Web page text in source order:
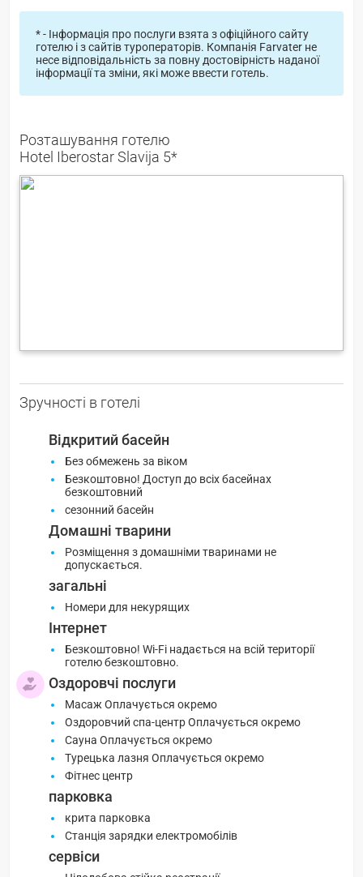
* - Інформація про послуги взята з офіційного сайту
готелю і з сайтів туроператорів. Компанія Farvater не
несе відповідальність за повну достовірність наданої
інформації та зміни, які може ввести готель.
Розташування готелю
Hotel Iberostar Slavija 5*
Зручності в готелі
Відкритий басейн
Без обмежень за віком
Безкоштовно! Доступ до всіх басейнах
безкоштовний
сезонний басейн
Домашні тварини
Розміщення з домашніми тваринами не
допускається.
загальні
Номери для некурящих
Інтернет
Безкоштовно! Wi-Fi надається на всій території
готелю безкоштовно.
Оздоровчі послуги
Масаж Оплачується окремо
Оздоровчий спа-центр Оплачується окремо
Сауна Оплачується окремо
Турецька лазня Оплачується окремо
Фітнес центр
парковка
крита парковка
Станція зарядки електромобілів
сервіси